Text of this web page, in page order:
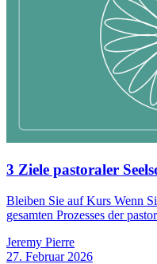
3 Ziele pastoraler
Bleiben Sie auf Kurs Wenn
gesamten Prozesses der
Jeremy Pierre
27. Februar 2026